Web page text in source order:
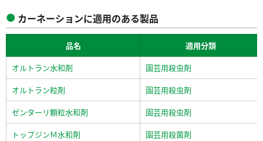
カーネーションに適用のある製品
品名
適用分類
オルトラン水和剤
園芸用殺虫剤
オルトラン粒剤
園芸用殺虫剤
ゼンターリ顆粒水和剤
園芸用殺虫剤
トップジンＭ水和剤
園芸用殺菌剤